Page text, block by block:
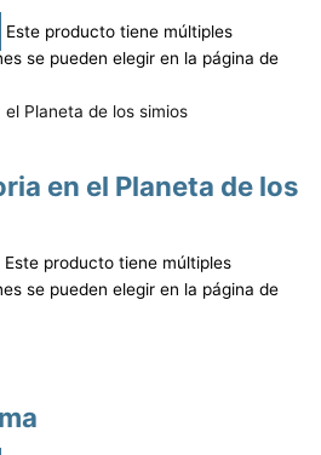
Este producto tiene múltiples
se pueden elegir en la página de
en el Planeta de los
Este producto tiene múltiples
se pueden elegir en la página de